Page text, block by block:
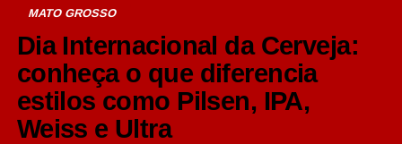
MATO GROSSO
Dia Internacional da Cerveja:
conheça o que diferencia
estilos como Pilsen, IPA,
Weiss e Ultra